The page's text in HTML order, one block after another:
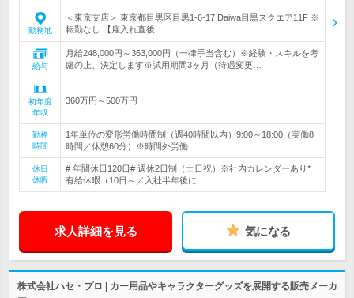
勤務地
＜東京支店＞ 東京都目黒区目黒1-6-17 Daiwa目黒スクエア11F ※
転勤なし 【雇入れ直後…
給与
月給248,000円～363,000円（一律手当含む）※経験・スキルを考
慮の上、決定します※試用期間3ヶ月（待遇変更…
初年度
年収
360万円～500万円
勤務
時間
1年単位の変形労働時間制（週40時間以内）9:00～18:00（実働8
時間／休憩60分）※時間外労働…
休日
休暇
# 年間休日120日# 週休2日制（土日祝）※社内カレンダーあり*
有給休暇（10日～／入社半年後に…
求人詳細を見る 気になる
株式会社ハセ・プロ | カー用品やキャラクターグッズを展開する販売メーカ